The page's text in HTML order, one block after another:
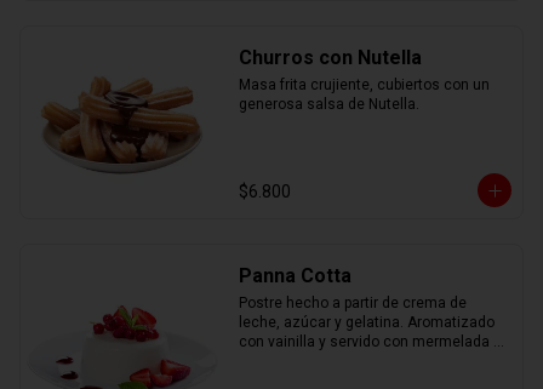
Churros con Nutella
Masa frita crujiente, cubiertos con un
generosa salsa de Nutella.
$6.800
Panna Cotta
Postre hecho a partir de crema de
leche, azúcar y gelatina. Aromatizado
con vainilla y servido con mermelada